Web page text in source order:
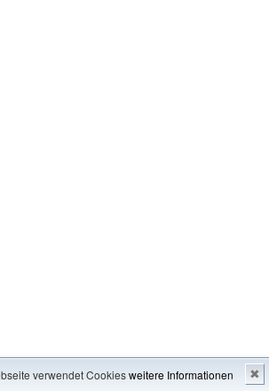
verwendet Cookiesweitere Informationen ✖
Impressum---Inhaltsverzeichnis